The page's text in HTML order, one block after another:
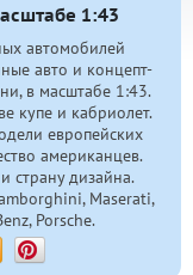
1:43
автомобилей
авто и концепт-
в масштабе 1:43.
купе и кабриолет.
европейских
американцев.
страну дизайна.
Maserati,
Porsche.